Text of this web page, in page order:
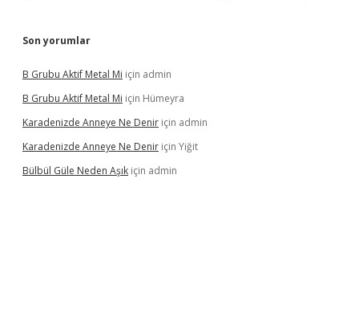
Son yorumlar
B Grubu Aktif Metal Mi için admin
B Grubu Aktif Metal Mi için Hümeyra
Karadenizde Anneye Ne Denir için admin
Karadenizde Anneye Ne Denir için Yiğit
Bülbül Güle Neden Aşık için admin